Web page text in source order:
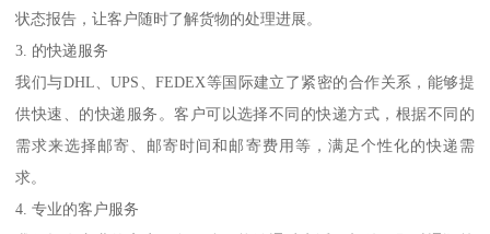
状态报告，让客户随时了解货物的处理进展。
3. 的快递服务
我们与DHL、UPS、FEDEX等国际建立了紧密的合作关系，能够提
供快速、的快递服务。客户可以选择不同的快递方式，根据不同的
需求来选择邮寄、邮寄时间和邮寄费用等，满足个性化的快递需
求。
4. 专业的客户服务